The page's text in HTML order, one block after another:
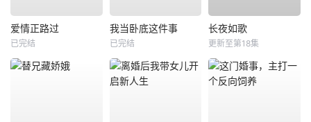
爱情正路过
已完结
我当卧底这件事
已完结
长夜如歌
更新至第18集